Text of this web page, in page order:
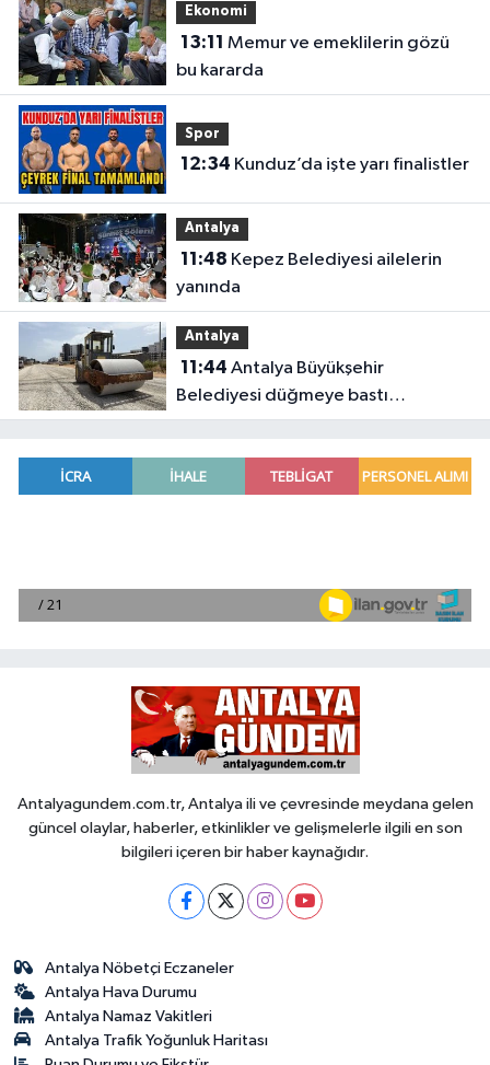
Ekonomi
13:11
bu kararda
Spor
12:34 Kunduz’da işte yarı finalistler
Antalya
11:48
yanında
Antalya
11:44
Belediyesi düğmeye bastı
Antalya’da eş zamanlı çalışma
Antalyagundem.com.tr, Antalya ili ve çevresinde meydana gelen
güncel olaylar, haberler, etkinlikler ve gelişmelerle ilgili en son
bilgileri içeren bir haber kaynağıdır.
Antalya Nöbetçi Eczaneler
Antalya Hava Durumu
Antalya Namaz Vakitleri
Antalya Trafik Yoğunluk Haritası